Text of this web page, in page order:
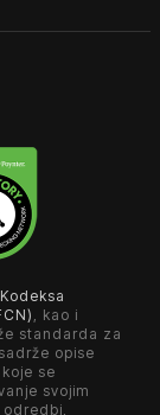
Kodeksa
, kao i
standarda za
opise
se
svojim